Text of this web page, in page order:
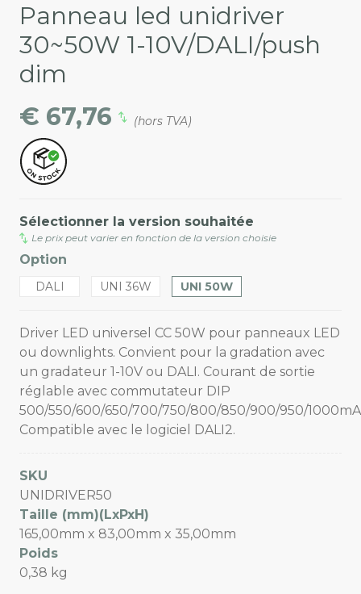
Panneau led unidriver
30~50W 1-10V/DALI/push
dim
€ 67,76
(hors TVA)
Sélectionner la version souhaitée
Le prix peut varier en fonction de la version choisie
Option
DALI UNI 36W UNI 50W
Driver LED universel CC 50W pour panneaux LED
ou downlights. Convient pour la gradation avec
un gradateur 1-10V ou DALI. Courant de sortie
réglable avec commutateur DIP
500/550/600/650/700/750/800/850/900/950/
Compatible avec le logiciel DALI2.
SKU
UNIDRIVER50
Taille (mm)(LxPxH)
165,00mm x 83,00mm x 35,00mm
Poids
0,38 kg